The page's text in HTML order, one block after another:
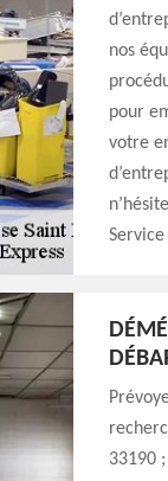
nos
pour
votre
Service
33190